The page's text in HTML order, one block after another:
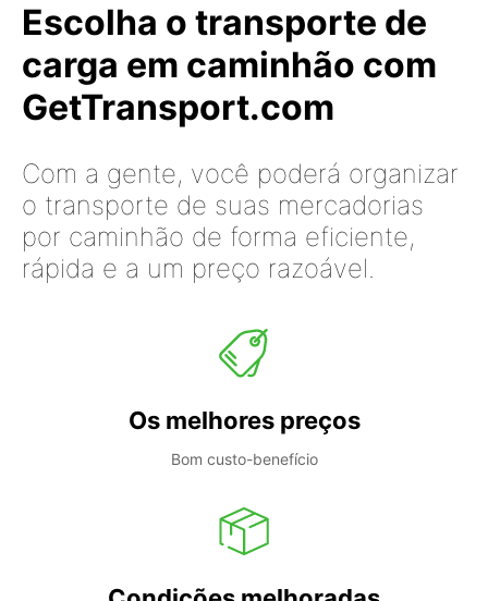
Escolha o transporte de
carga em caminhão com
GetTransport.com
Com a gente, você poderá organizar
o transporte de suas mercadorias
por caminhão de forma eficiente,
rápida e a um preço razoável.
Os melhores preços
Bom custo-benefício